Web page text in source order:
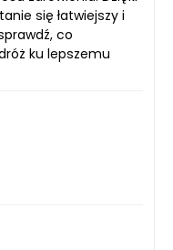
się łatwiejszy i
co
ku lepszemu